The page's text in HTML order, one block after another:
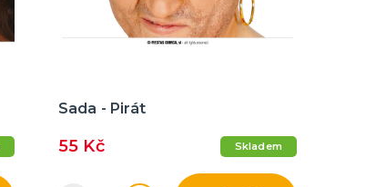
Sada - Pirát
55 Kč Skladem